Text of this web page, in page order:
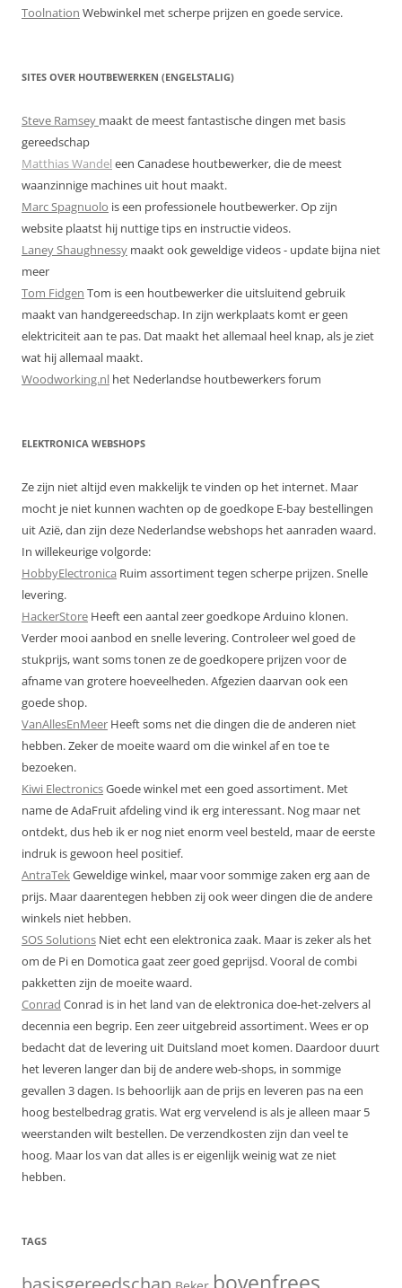
Toolnation Webwinkel met scherpe prijzen en goede service.
SITES OVER HOUTBEWERKEN (ENGELSTALIG)
Steve Ramsey maakt de meest fantastische dingen met basis
gereedschap
Matthias Wandel een Canadese houtbewerker, die de meest
waanzinnige machines uit hout maakt.
Marc Spagnuolo is een professionele houtbewerker. Op zijn
website plaatst hij nuttige tips en instructie videos.
Laney Shaughnessy maakt ook geweldige videos - update bijna niet
meer
Tom Fidgen Tom is een houtbewerker die uitsluitend gebruik
maakt van handgereedschap. In zijn werkplaats komt er geen
elektriciteit aan te pas. Dat maakt het allemaal heel knap, als je ziet
wat hij allemaal maakt.
Woodworking.nl het Nederlandse houtbewerkers forum
ELEKTRONICA WEBSHOPS
Ze zijn niet altijd even makkelijk te vinden op het internet. Maar
mocht je niet kunnen wachten op de goedkope E-bay bestellingen
uit Azië, dan zijn deze Nederlandse webshops het aanraden waard.
In willekeurige volgorde:
HobbyElectronica Ruim assortiment tegen scherpe prijzen. Snelle
levering.
HackerStore Heeft een aantal zeer goedkope Arduino klonen.
Verder mooi aanbod en snelle levering. Controleer wel goed de
stukprijs, want soms tonen ze de goedkopere prijzen voor de
afname van grotere hoeveelheden. Afgezien daarvan ook een
goede shop.
VanAllesEnMeer Heeft soms net die dingen die de anderen niet
hebben. Zeker de moeite waard om die winkel af en toe te
bezoeken.
Kiwi ElectronicsGoede winkel met een goed assortiment. Met
name de AdaFruit afdeling vind ik erg interessant. Nog maar net
ontdekt, dus heb ik er nog niet enorm veel besteld, maar de eerste
indruk is gewoon heel positief.
AntraTekGeweldige winkel, maar voor sommige zaken erg aan de
prijs. Maar daarentegen hebben zij ook weer dingen die de andere
winkels niet hebben.
SOS Solutions Niet echt een elektronica zaak. Maar is zeker als het
om de Pi en Domotica gaat zeer goed geprijsd. Vooral de combi
pakketten zijn de moeite waard.
Conrad Conrad is in het land van de elektronica doe-het-zelvers al
decennia een begrip. Een zeer uitgebreid assortiment. Wees er op
bedacht dat de levering uit Duitsland moet komen. Daardoor duurt
het leveren langer dan bij de andere web-shops, in sommige
gevallen 3 dagen. Is behoorlijk aan de prijs en leveren pas na een
hoog bestelbedrag gratis. Wat erg vervelend is als je alleen maar 5
weerstanden wilt bestellen. De verzendkosten zijn dan veel te
hoog. Maar los van dat alles is er eigenlijk weinig wat ze niet
hebben.
TAGS